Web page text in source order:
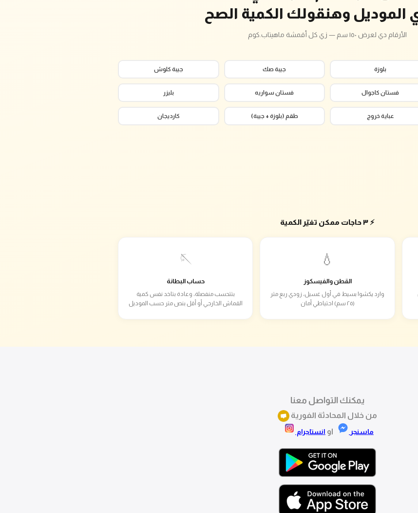
الموديل وهنقولك الكمية الصح
الأرقام دي لعرض ١٥٠ سم — زي كل أقمشة ماهيتاب.كوم
بلوزة جيبة صك جيبة كلوش
فستان كاجوال فستان سواريه بليزر
عباية خروج طقم (بلوزة + جيبة) كارديجان
⚡ ٣ حاجات ممكن تغيّر الكمية
💧
القطن والفيسكوز
وارد يكشوا بسيط في أول غسيل، زودي ربع متر
(٢٥ سم) احتياطي أمان
🪡
حساب البطانة
بتتحسب منفصلة، وعادة بتاخد نفس كمية
القماش الخارجي أو أقل بنص متر حسب الموديل
يمكنك التواصل معنا
من خلال المحادثة الفورية
ماسنجر او انستاجرام